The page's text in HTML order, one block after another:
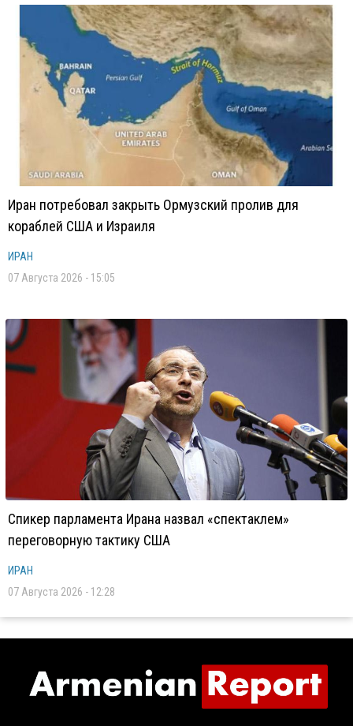
Иран потребовал закрыть Ормузский пролив для
кораблей США и Израиля
ИРАН
07 Августа 2026 - 15:05
Спикер парламента Ирана назвал «спектаклем»
переговорную тактику США
ИРАН
07 Августа 2026 - 12:28